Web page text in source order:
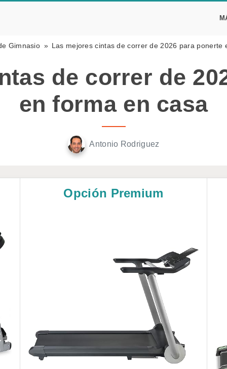
Gimnasio Las mejores cintas de correr de 2026 para ponerte
de correr de
en forma en casa
Antonio Rodriguez
Opción Premium